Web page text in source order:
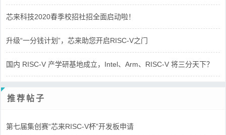
芯来科技2020春季校招社招全面启动啦！
升级“一分钱计划”，芯来助您开启RISC-V之门
国内 RISC-V 产学研基地成立，Intel、Arm、RISC-V 将三分天下？
推荐帖子
第七届集创赛“芯来RISC-V杯”开发板申请